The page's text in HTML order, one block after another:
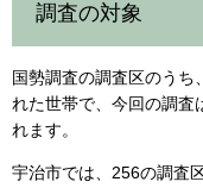
調査の対象
国勢調査の調査区のうち
れた世帯で、今回の調査
れます。
宇治市では、256の調査